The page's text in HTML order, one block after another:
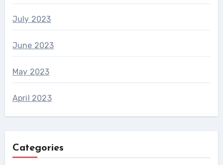
July 2023
June 2023
May 2023
April 2023
Categories